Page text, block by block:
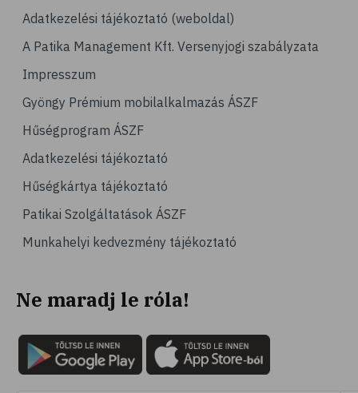
# önértékelés
# érzések
# virág
# DIY
# afázia
# beszédzavar
# agyvérzés
# epilepszia
# mobiltelefon
# kütyü
Adatkezelési tájékoztató (weboldal)
A Patika Management Kft. Versenyjogi szabályzata
Impresszum
Gyöngy Prémium mobilalkalmazás ÁSZF
Hűségprogram ÁSZF
Adatkezelési tájékoztató
Hűségkártya tájékoztató
Patikai Szolgáltatások ÁSZF
Munkahelyi kedvezmény tájékoztató
Ne maradj le róla!